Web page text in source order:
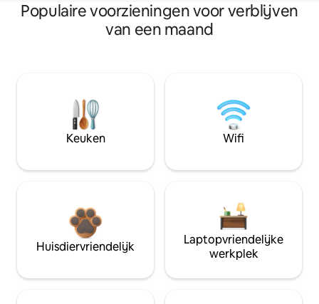
Populaire voorzieningen voor verblijven
van een maand
Keuken Wifi
Huisdiervriendelijk
Laptopvriendelijke
werkplek